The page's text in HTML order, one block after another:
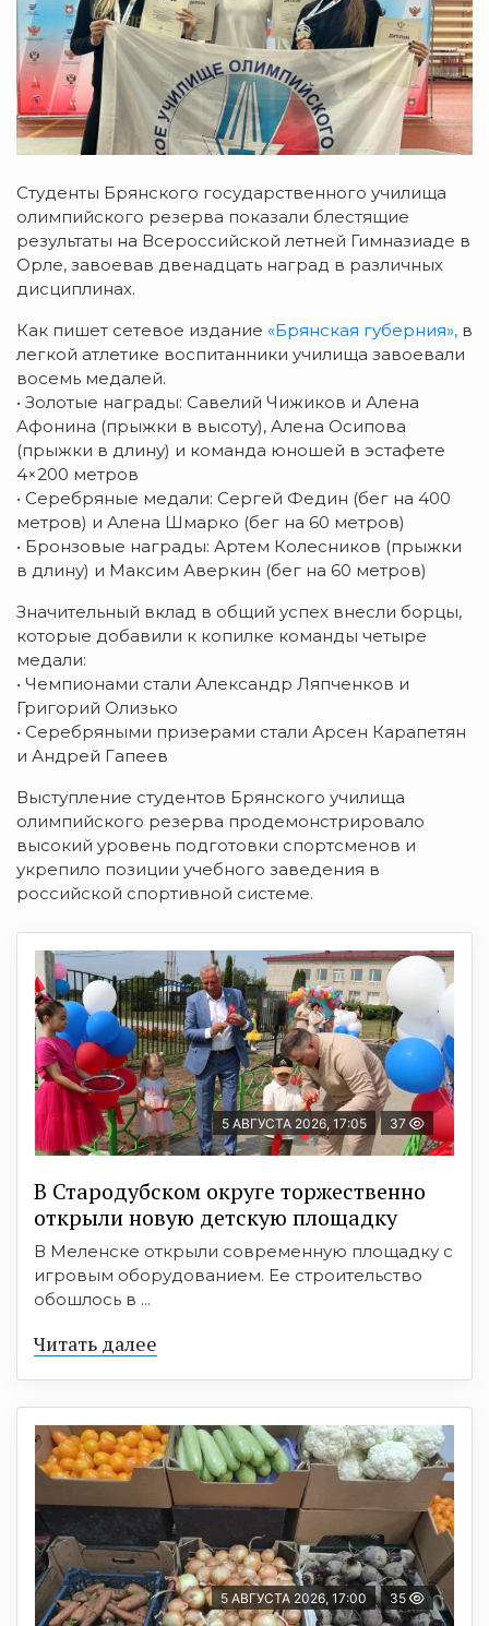
Студенты Брянского государственного училища
олимпийского резерва показали блестящие
результаты на Всероссийской летней Гимназиаде в
Орле, завоевав двенадцать наград в различных
дисциплинах.
Как пишет сетевое издание «Брянская губерния», в
легкой атлетике воспитанники училища завоевали
восемь медалей.
• Золотые награды: Савелий Чижиков и Алена
Афонина (прыжки в высоту), Алена Осипова
(прыжки в длину) и команда юношей в эстафете
4×200 метров
• Серебряные медали: Сергей Федин (бег на 400
метров) и Алена Шмарко (бег на 60 метров)
• Бронзовые награды: Артем Колесников (прыжки
в длину) и Максим Аверкин (бег на 60 метров)
Значительный вклад в общий успех внесли борцы,
которые добавили к копилке команды четыре
медали:
• Чемпионами стали Александр Ляпченков и
Григорий Олизько
• Серебряными призерами стали Арсен Карапетян
и Андрей Гапеев
Выступление студентов Брянского училища
олимпийского резерва продемонстрировало
высокий уровень подготовки спортсменов и
укрепило позиции учебного заведения в
российской спортивной системе.
5 АВГУСТА 2026, 17:05 37
В Стародубском округе торжественно
открыли новую детскую площадку
В Меленске открыли современную площадку с
игровым оборудованием. Ее строительство
обошлось в ...
Читать далее
5 АВГУСТА 2026, 17:00 35